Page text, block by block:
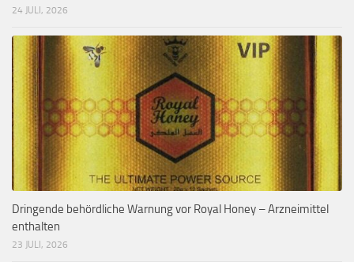
24 JULI, 2026
Dringende behördliche Warnung vor Royal Honey – Arzneimittel
enthalten
23 JULI, 2026